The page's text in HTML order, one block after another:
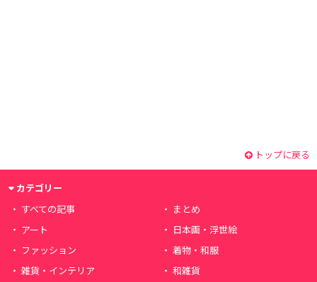
トップに戻る
カテゴリー
すべての記事
まとめ
アート
日本画・浮世絵
ファッション
着物・和服
雑貨・インテリア
和雑貨